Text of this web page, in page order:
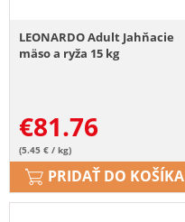
LEONARDO Adult Jahňacie
mäso a ryža 15 kg
€81.76
(5.45 € / kg)
PRIDAŤ DO KOŠÍKA